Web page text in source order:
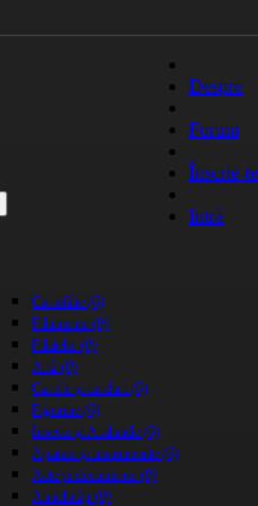
Despre
Forum
Înscrie-te
Intră
Cartofilie (0)
Filumenie (0)
Filatelie (0)
Artă (0)
Cartele și carduri (0)
Figurine (0)
Insecte și Arahnide (0)
Aparate și instrumente (0)
Acte și documente (0)
Antichități (0)